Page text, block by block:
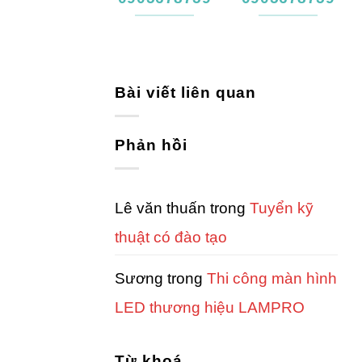
Bài viết liên quan
Phản hồi
Lê văn thuấn trong Tuyển kỹ
thuật có đào tạo
Sương trong Thi công màn hình
LED thương hiệu LAMPRO